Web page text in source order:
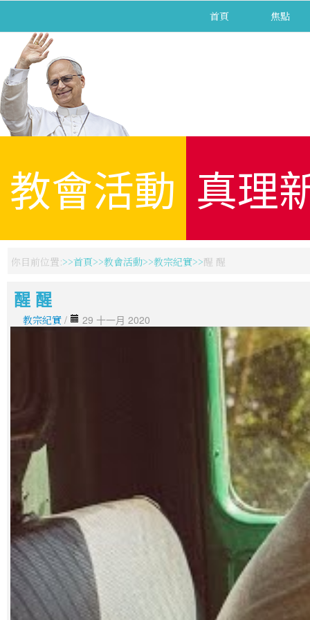
首頁 焦點
教會活動 真理
你目前位置: 首頁 教會活動 教宗紀實 醒 醒
醒 醒
教宗紀實 / 29 十一月 2020